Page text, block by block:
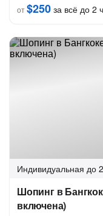
от$250 за всё до 2
Индивидуальная до
Шопинг в
включена)